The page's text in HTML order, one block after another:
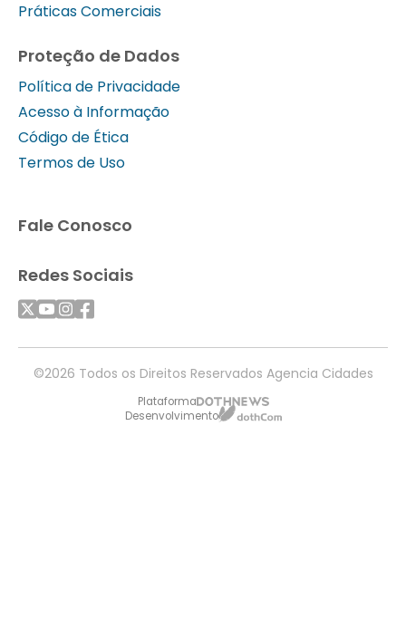
Práticas Comerciais
Proteção de Dados
Política de Privacidade
Acesso à Informação
Código de Ética
Termos de Uso
Fale Conosco
Redes Sociais
©2026 Todos os Direitos Reservados Agencia Cidades
Plataforma
Desenvolvimento